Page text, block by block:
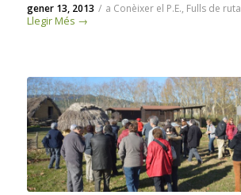
gener 13, 2013 / a Conèixer el P.E., Fulls de ruta
Llegir Més →